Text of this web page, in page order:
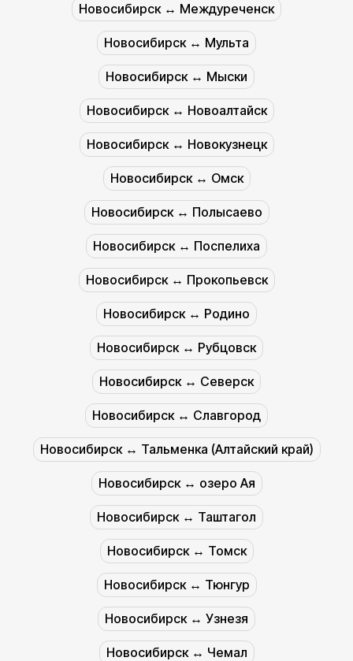
Новосибирск ↔︎ Междуреченск
Новосибирск ↔︎ Мульта
Новосибирск ↔︎ Мыски
Новосибирск ↔︎ Новоалтайск
Новосибирск ↔︎ Новокузнецк
Новосибирск ↔︎ Омск
Новосибирск ↔︎ Полысаево
Новосибирск ↔︎ Поспелиха
Новосибирск ↔︎ Прокопьевск
Новосибирск ↔︎ Родино
Новосибирск ↔︎ Рубцовск
Новосибирск ↔︎ Северск
Новосибирск ↔︎ Славгород
Новосибирск ↔︎ Тальменка (Алтайский край)
Новосибирск ↔︎ озеро Ая
Новосибирск ↔︎ Таштагол
Новосибирск ↔︎ Томск
Новосибирск ↔︎ Тюнгур
Новосибирск ↔︎ Узнезя
Новосибирск ↔︎ Чемал